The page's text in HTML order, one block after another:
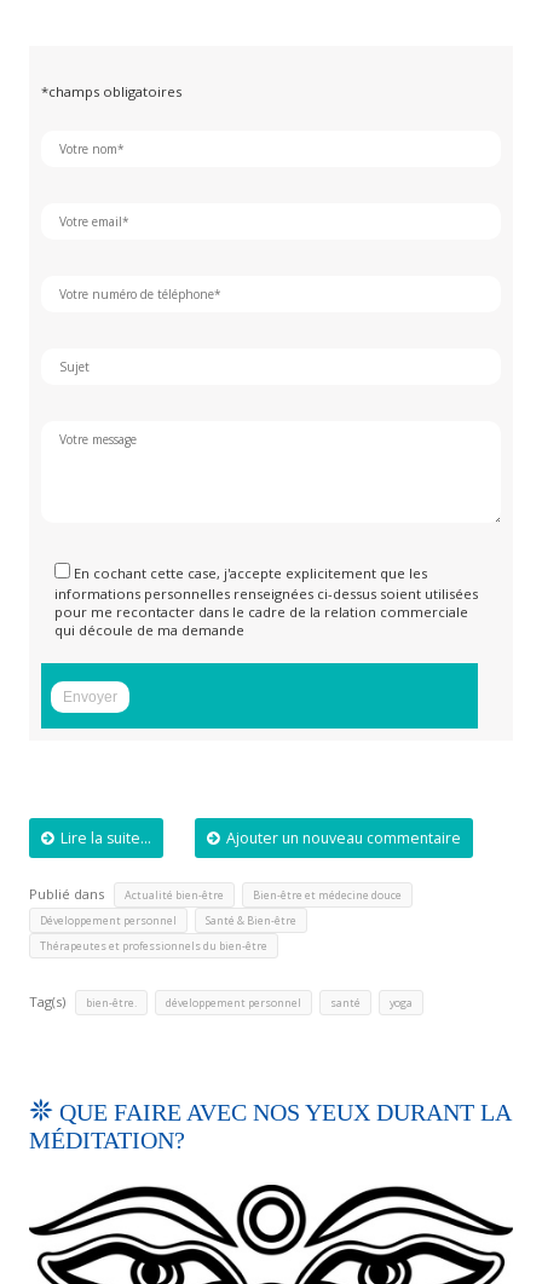
*champs obligatoires
En cochant cette case, j'accepte explicitement que les
informations personnelles renseignées ci-dessus soient utilisées
pour me recontacter dans le cadre de la relation commerciale
qui découle de ma demande
Lire la suite... Ajouter un nouveau commentaire
Publié dans Actualité bien-être Bien-être et médecine douce
Développement personnel Santé & Bien-être
Thérapeutes et professionnels du bien-être
Tag(s) bien-être. développement personnel santé yoga
QUE FAIRE AVEC NOS YEUX DURANT LA
MÉDITATION?